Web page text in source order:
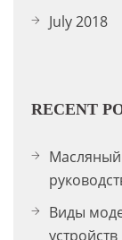
July 2018
RECENT
Виды